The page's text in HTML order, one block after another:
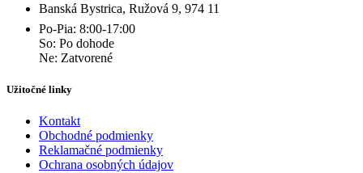
Banská Bystrica, Ružová 9, 974 11
Po-Pia: 8:00-17:00
So: Po dohode
Ne: Zatvorené
Užitočné linky
Kontakt
Obchodné podmienky
Reklamačné podmienky
Ochrana osobných údajov